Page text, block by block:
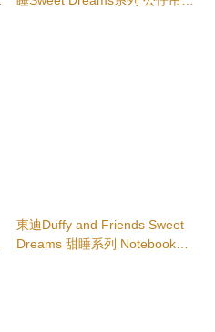
東迪Duffy and Friends Sweet
Dreams 甜睡系列 Notebook